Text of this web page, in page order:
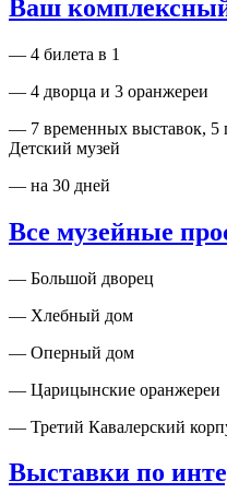
Ваш
— 4 билета в 1
— 4 дворца и 3 оранжереи
— 7 временных выставок, 5
Детский музей
— на 30 дней
Все музейные
— Большой дворец
— Хлебный дом
— Оперный дом
— Царицынские оранжереи
— Третий Кавалерский
Выставки по